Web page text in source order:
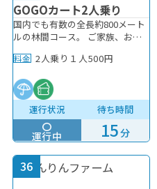
GOGOカート2人乗り
国内でも有数の全長約800メート
ルの林間コース。 ご家族、お友
めるゴーカートで のんびりとド
料金 2人乗り１人500円
運行状況
運行中
待ち時間
15分
36